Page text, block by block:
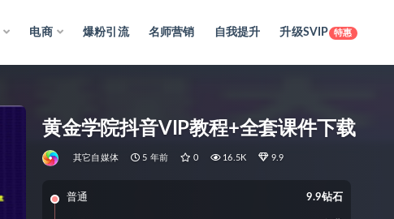
电商 爆粉引流 名师营销 自我提升 升级SVIP 特惠
黄金学院抖音VIP教程+全套课件下载
其它自媒体 5 年前 0 16.5K 9.9
普通 9.9钻石